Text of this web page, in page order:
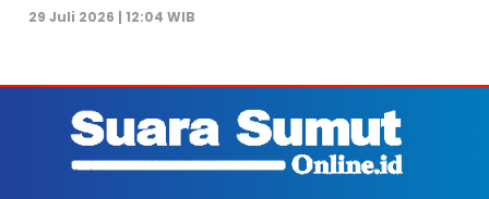
29 Juli 2026 | 12:04 WIB